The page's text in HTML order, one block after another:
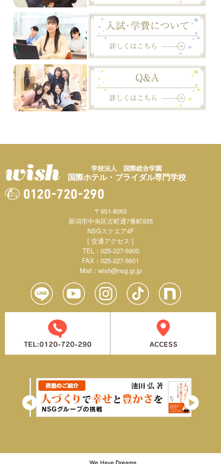
学校法人 国際総合学園
国際ホテル・ブライダル専門学校
〒951-8063
新潟市中央区古町通7番町935
NSGスクエア4F
[ 交通アクセス ]
TEL：025-227-5600
FAX：025-227-5601
Mail： wish@nsg.gr.jp